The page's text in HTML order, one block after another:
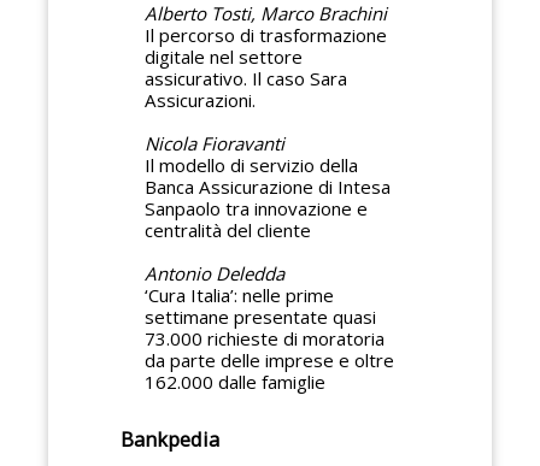
Alberto Tosti, Marco Brachini
Il percorso di trasformazione
digitale nel settore
assicurativo. Il caso Sara
Assicurazioni.
Nicola Fioravanti
Il modello di servizio della
Banca Assicurazione di Intesa
Sanpaolo tra innovazione e
centralità del cliente
Antonio Deledda
‘Cura Italia’: nelle prime
settimane presentate quasi
73.000 richieste di moratoria
da parte delle imprese e oltre
162.000 dalle famiglie
Bankpedia